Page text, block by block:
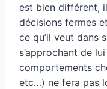
est bien différent,
décisions fermes
ce qu’il veut dans
s’approchant de
comportements
etc…) ne fera pas